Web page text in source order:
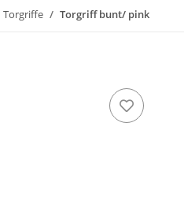
Torgriffe Torgriff bunt/ pink